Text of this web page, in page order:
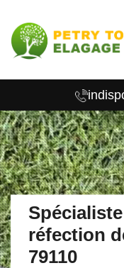
réfection
79110